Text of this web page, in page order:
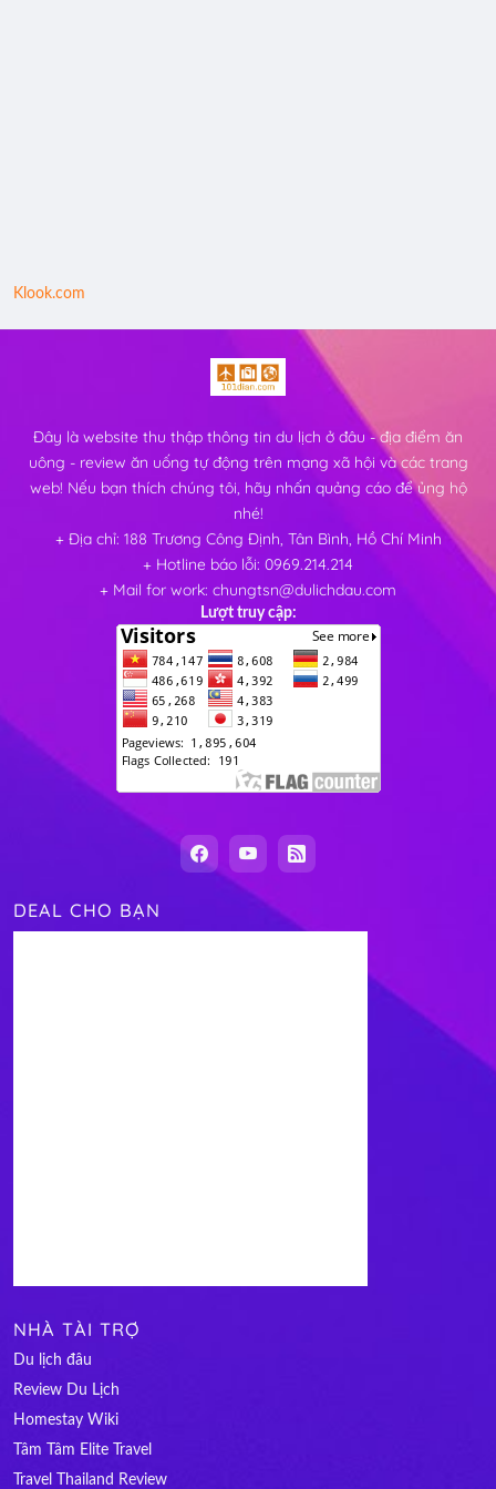
Klook.com
Đây là website thu thập thông tin du lịch ở đâu - địa điểm ăn
uông - review ăn uống tự động trên mạng xã hội và các trang
web! Nếu bạn thích chúng tôi, hãy nhấn quảng cáo để ủng hộ
nhé!
+ Địa chỉ: 188 Trương Công Định, Tân Bình, Hồ Chí Minh
+ Hotline báo lỗi: 0969.214.214
+ Mail for work: chungtsn@dulichdau.com
Lượt truy cập:
DEAL CHO BẠN
NHÀ TÀI TRỢ
Du lịch đâu
Review Du Lịch
Homestay Wiki
Tâm Tâm Elite Travel
Travel Thailand Review